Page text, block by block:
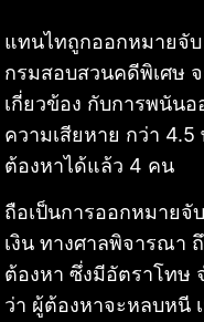
แทนไทถูกออกหมายจั
กรมสอบสวนคดีพิเศษ
เกี่ยวข้อง กับการพนัน
ความเสียหาย กว่า
ต้องหาได้แล้ว 4 คน
ถือเป็นการออกหมาย
เงิน ทางศาลพิจารณา
ต้องหา ซึ่งมีอัตราโทษ
ว่า ผู้ต้องหาจะหลบหนี